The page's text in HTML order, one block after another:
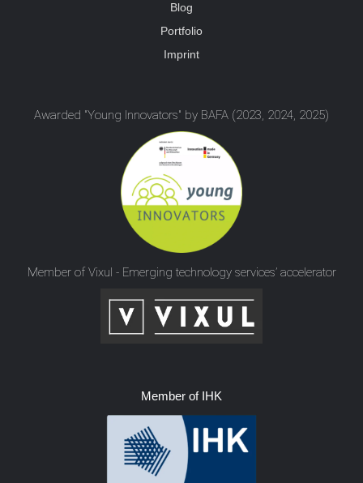
Blog
Portfolio
Imprint
Awarded "Young Innovators" by BAFA (2023, 2024, 2025)
Member of Vixul - Emerging technology services’ accelerator
Member of IHK